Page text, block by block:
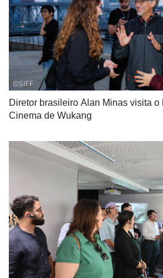
Diretor brasileiro Alan Minas visita o
Cinema de Wukang